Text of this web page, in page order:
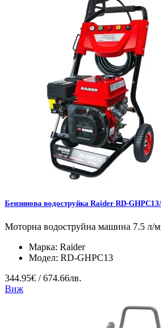
Бензинова водоструйка Raider RD-
Моторна водоструйна машина 7.5 л/
Марка: Raider
Модел: RD-GHPC13
344.95€ / 674.66лв.
Виж